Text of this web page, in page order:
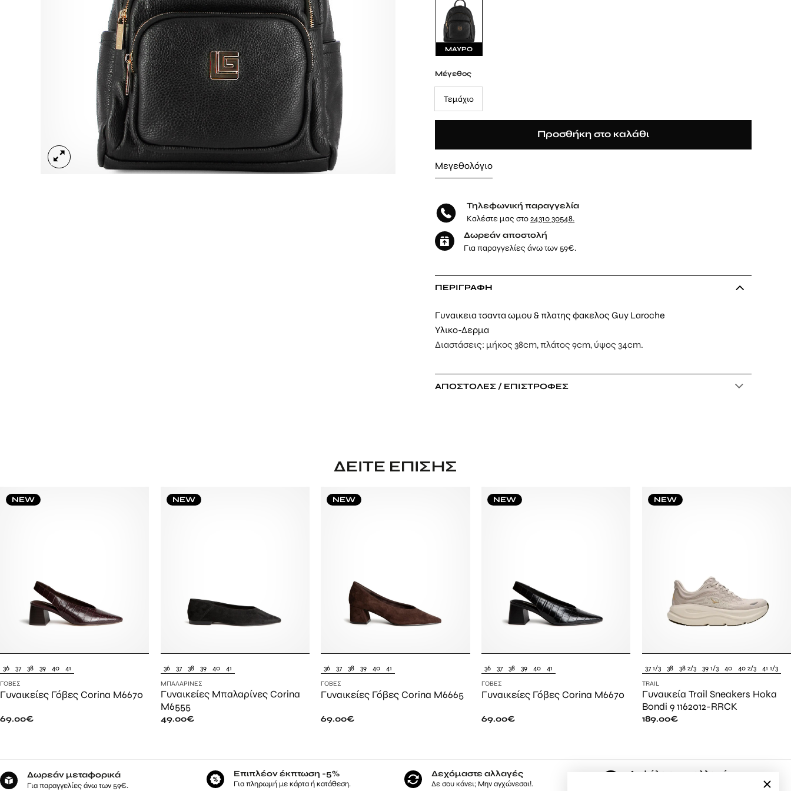
ΜΑΥΡΟ
Μέγεθος
Τεμάχιο
Προσθήκη στο καλάθι
Μεγεθολόγιο
Τηλεφωνική παραγγελία
Καλέστε μας στο24310 30548.
Δωρεάν αποστολή
Για παραγγελίες άνω των 59€.
ΠΕΡΙΓΡΑΦΉ
Γυναικεια τσαντα ωμου & πλατης φακελος Guy Laroche
Υλικο-Δερμα
Διαστάσεις: μήκος 38cm, πλάτος 9cm, ύψος 34cm.
ΑΠΟΣΤΟΛΈΣ / ΕΠΙΣΤΡΟΦΈΣ
ΔΕΊΤΕ ΕΠΊΣΗΣ
NEW
36 37 38 39 40 41
ΓΌΒΕΣ
Γυναικείες Γόβες Corina M6670
69.00€
NEW
36 37 38 39 40 41
ΜΠΑΛΑΡΊΝΕΣ
Γυναικείες Μπαλαρίνες Corina
M6555
49.00€
NEW
36 37 38 39 40 41
ΓΌΒΕΣ
Γυναικείες Γόβες Corina M6665
69.00€
NEW
36 37 38 39 40 41
ΓΌΒΕΣ
Γυναικείες Γόβες Corina M6670
69.00€
NEW
37 1/3 38 38 2/3 39 1/3 40 40 2/3 41 1/3
TRAIL
Γυναικεία Trail Sneakers Hoka
Bondi 9 1162012-RRCK
189.00€
Δωρεάν μεταφορικά
Για παραγγελίες άνω των 59€.
Επιπλέον έκπτωση -5%
Για πληρωμή με κάρτα ή κατάθεση.
Δεχόμαστε αλλαγές
Δε σου κάνει; Μην αγχώνεσαι!.
Ασφάλεια συναλλαγών